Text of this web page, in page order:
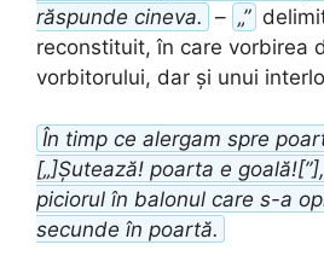
răspunde cineva. – „”
reconstituit, în care vorbirea
vorbitorului, dar și unui
În timp ce alergam spre
[„]Șutează! poarta e
piciorul în balonul care s-a
secunde în poartă.